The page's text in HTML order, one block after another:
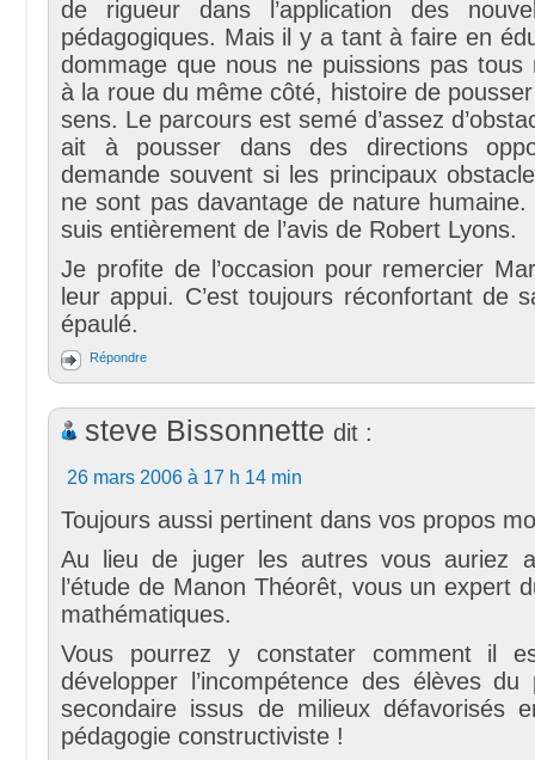
de rigueur dans l’application des
pédagogiques. Mais il y a tant à faire en
dommage que nous ne puissions pas tous
à la roue du même côté, histoire de
sens. Le parcours est semé d’assez
ait à pousser dans des directions
demande souvent si les principaux
ne sont pas davantage de nature
suis entièrement de l’avis de Robert Lyons.
Je profite de l’occasion pour remercier
leur appui. C’est toujours réconfortant de
épaulé.
Répondre
steve Bissonnette dit :
26 mars 2006 à 17 h 14 min
Toujours aussi pertinent dans vos propos
Au lieu de juger les autres vous auriez
l’étude de Manon Théorêt, vous un expert
mathématiques.
Vous pourrez y constater comment il
développer l’incompétence des élèves
secondaire issus de milieux défavorisés
pédagogie constructiviste !